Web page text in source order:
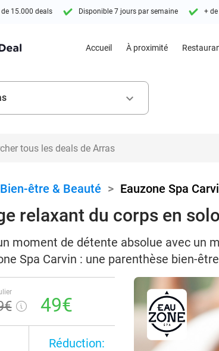
de 15.000 deals Disponible 7 jours par semaine +
Accueil À proximité
keyboard_arrow_down
Bien-être & Beauté > Eauzone Spa
relaxant du corps en
moment de détente absolue avec un
Spa Carvin : une parenthèse bien-
49€
Réduction: